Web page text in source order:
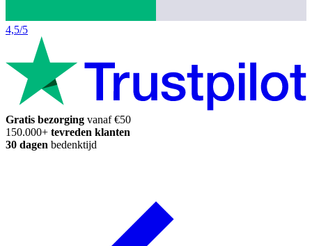
4,5/5
Gratis bezorging vanaf €50
150.000+ tevreden klanten
30 dagen bedenktijd